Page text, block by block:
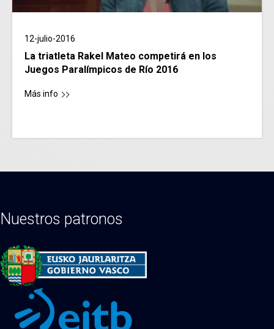
12-julio-2016
La triatleta Rakel Mateo competirá en los
Juegos Paralímpicos de Río 2016
Más info
Nuestros patronos